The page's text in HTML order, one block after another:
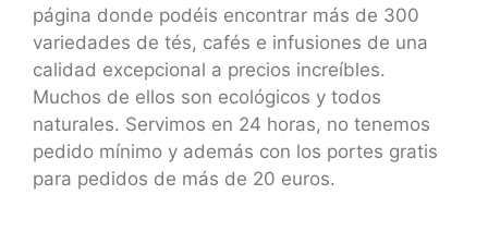
página donde podéis encontrar más de 300
variedades de tés, cafés e infusiones de una
calidad excepcional a precios increíbles.
Muchos de ellos son ecológicos y todos
naturales. Servimos en 24 horas, no tenemos
pedido mínimo y además con los portes gratis
para pedidos de más de 20 euros.